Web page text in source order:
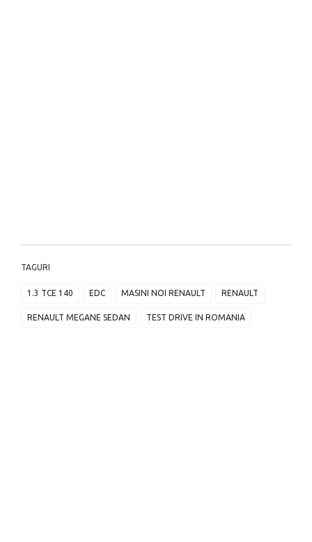
TAGURI
1.3 TCE 140 EDC MASINI NOI RENAULT RENAULT
RENAULT MEGANE SEDAN TEST DRIVE IN ROMANIA